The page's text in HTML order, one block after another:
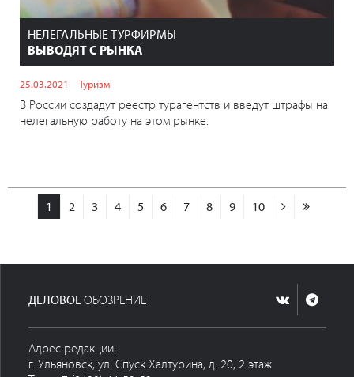
НЕЛЕГАЛЬНЫЕ ТУРФИРМЫ
ВЫВОДЯТ С РЫНКА
25.03.2021 Туризм
В России создадут реестр турагентств и введут штрафы на
нелегальную работу на этом рынке.
1 2 3 4 5 6 7 8 9 10
ДЕЛОВОЕ ОБОЗРЕНИЕ
Адрес редакции:
г. Ульяновск, ул. Спуск Халтурина, д. 20, 2 этаж